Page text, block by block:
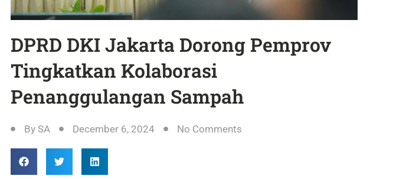
DPRD DKI Jakarta Dorong Pemprov
Tingkatkan Kolaborasi
Penanggulangan Sampah
By SA December 6, 2024 No Comments